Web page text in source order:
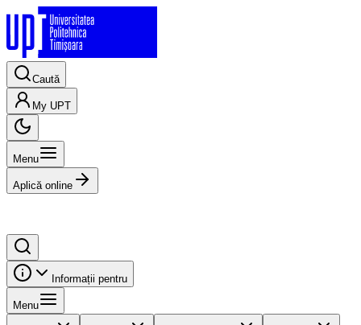
Caută
My UPT
Menu
Aplică online
Informații pentru
Menu